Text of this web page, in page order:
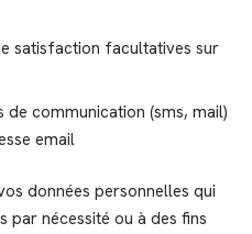
satisfaction facultatives sur
communication (sms, mail)
email
données personnelles qui
par nécessité ou à des fins